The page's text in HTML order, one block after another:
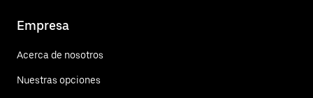
Empresa
Acerca de nosotros
Nuestras opciones